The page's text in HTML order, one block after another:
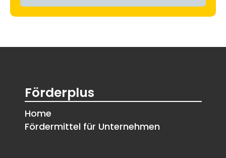
Förderplus
Home
Fördermittel für Unternehmen